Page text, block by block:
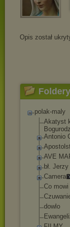
Opis został
Foldery
polak-maly
Akatyst
Antonio
AVE
bł.
Camera
Co
dowlo